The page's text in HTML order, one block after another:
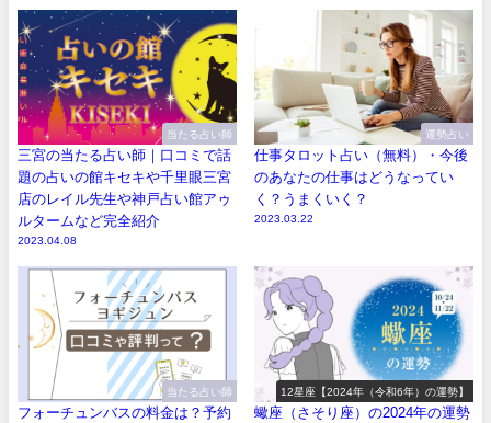
当たる占い師
三宮の当たる占い師｜口コミで話
題の占いの館キセキや千里眼三宮
店のレイル先生や神戸占い館アゥ
ルタームなど完全紹介
2023.04.08
運勢占い
仕事タロット占い（無料）・今後
のあなたの仕事はどうなってい
く？うまくいく？
2023.03.22
当たる占い師
フォーチュンバスの料金は？予約
12星座【2024年（令和6年）の運勢】
蠍座（さそり座）の2024年の運勢